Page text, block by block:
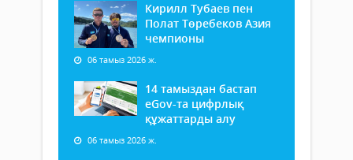
Кирилл Тубаев пен
Полат Төребеков Азия
чемпионы
06 тамыз 2026 ж.
14 тамыздан бастап
еGov-та цифрлық
құжаттарды алу
06 тамыз 2026 ж.